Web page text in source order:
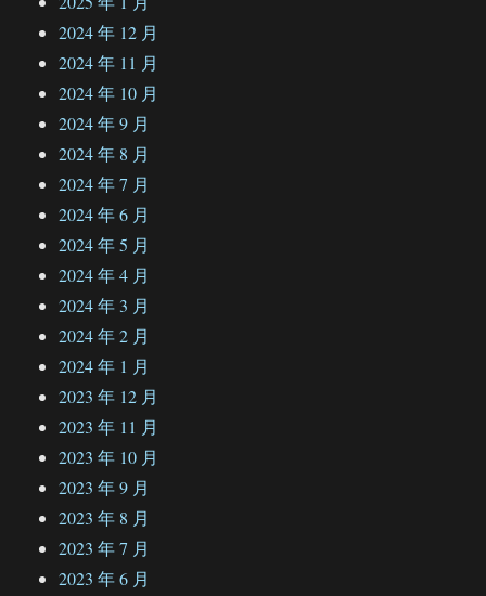
2024 年 12 月
2024 年 11 月
2024 年 10 月
2024 年 9 月
2024 年 8 月
2024 年 7 月
2024 年 6 月
2024 年 5 月
2024 年 4 月
2024 年 3 月
2024 年 2 月
2024 年 1 月
2023 年 12 月
2023 年 11 月
2023 年 10 月
2023 年 9 月
2023 年 8 月
2023 年 7 月
2023 年 6 月